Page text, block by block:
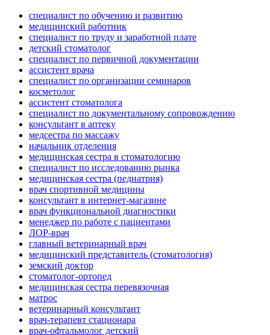
специалист по обучению и развитию
медицинский работник
специалист по труду и заработной плате
детский стоматолог
специалист по первичной документации
ассистент врача
специалист по организации семинаров
косметолог
ассистент стоматолога
специалист по документальному сопровождению
консультант в аптеку
медсестра по массажу
начальник отделения
медицинская сестра в стоматологию
специалист по исследованию рынка
медицинская сестра (педиатрия)
врач спортивной медицины
консультaнт в интернет-мaгазине
врач функциональной диагностики
менеджер по работе с пациентами
ЛОР-врач
главный ветеринарный врач
медицинский представитель (стоматология)
земский доктор
стоматолог-ортопед
медицинская сестра перевязочная
матрос
ветеринарный консультант
врач-терапевт стационара
врач-офтальмолог детский